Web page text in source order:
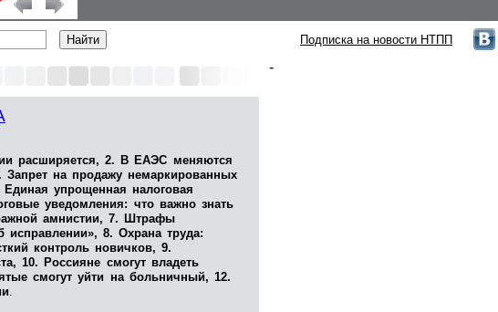
Подписка на новости НТПП
расширяется, 2. В ЕАЭС меняются
на продажу немаркированных
упрощенная налоговая
уведомления: что важно знать
амнистии, 7. Штрафы
исправлении», 8. Охрана труда:
контроль новичков, 9.
10. Россияне смогут владеть
смогут уйти на больничный, 12.
-